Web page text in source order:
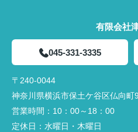
有限会社
045-331-3335
〒240-0044
神奈川県横浜市保土ケ谷区仏向町
営業時間： 10：00～18：00
定休日： 水曜日・木曜日